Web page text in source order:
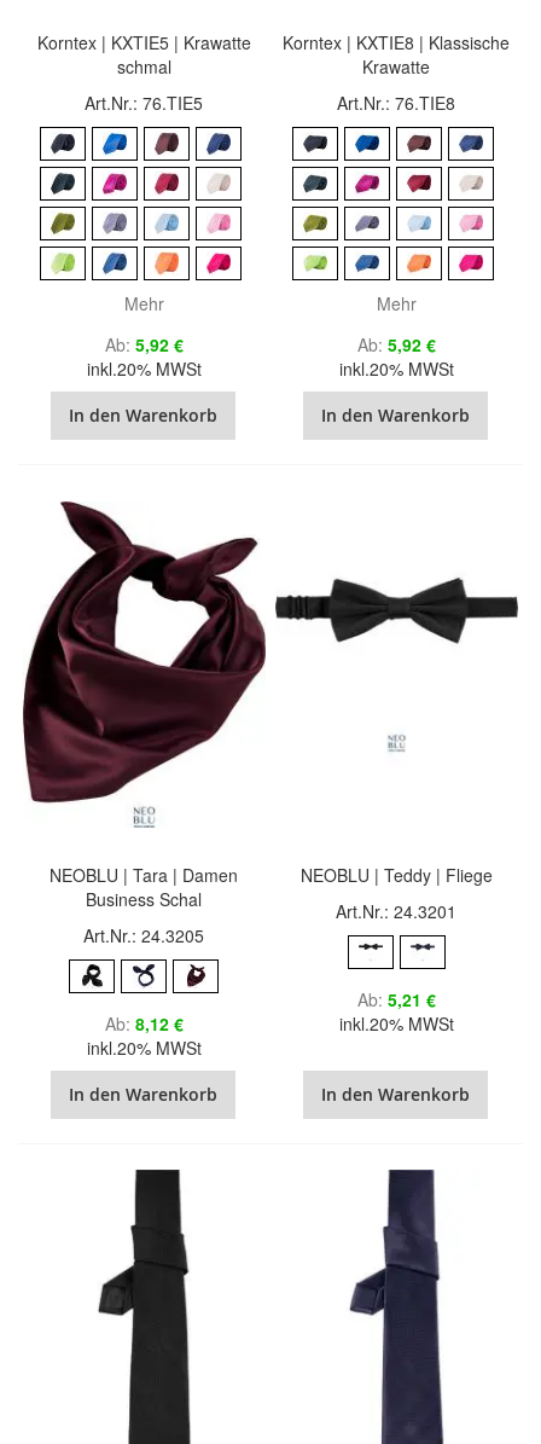
Korntex | KXTIE5 | Krawatte
schmal
Art.Nr.: 76.TIE5
Mehr
Ab 5,92 €
inkl.20% MWSt
In den Warenkorb
Korntex | KXTIE8 | Klassische
Krawatte
Art.Nr.: 76.TIE8
Mehr
Ab 5,92 €
inkl.20% MWSt
In den Warenkorb
NEOBLU | Tara | Damen
Business Schal
Art.Nr.: 24.3205
Ab 8,12 €
inkl.20% MWSt
In den Warenkorb
NEOBLU | Teddy | Fliege
Art.Nr.: 24.3201
Ab 5,21 €
inkl.20% MWSt
In den Warenkorb